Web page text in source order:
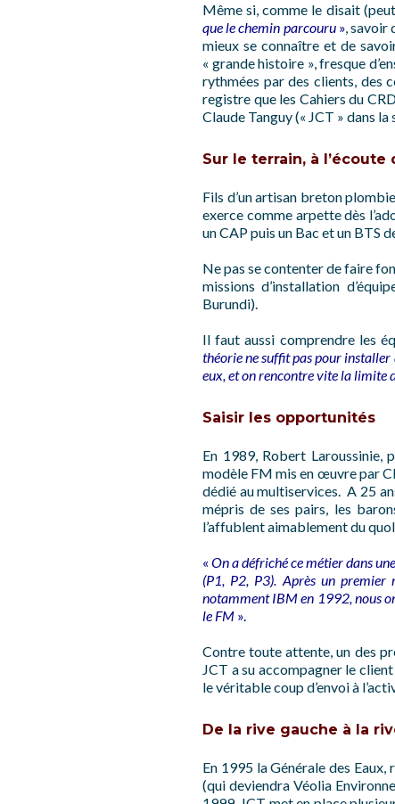
Même si, comme le disait
que le chemin parcouru», savoir
mieux se connaître et de
« grande histoire », fresque
rythmées par des clients, des
registre que les Cahiers du
Claude Tanguy (« JCT » dans
Sur le terrain, à
Fils d’un artisan breton
exerce comme arpette dès
un CAP puis un Bac et un BTS
Ne pas se contenter de faire
missions d’installation
Burundi).
Il faut aussi comprendre les
théorie ne suffit pas pour installer
eux, et on rencontre vite la limite
Saisir les opportunités
En 1989, Robert Laroussinie,
modèle FM mis en œuvre par
dédié au multiservices. A 25
mépris de ses pairs, les
l’affublent aimablement du
« On a défriché ce métier dans
(P1, P2, P3). Après un premier
notamment IBM en 1992, nous
le FM ».
Contre toute attente, un des
JCT a su accompagner le
le véritable coup d’envoi à
De la rive gauche à la
En 1995 la Générale des
(qui deviendra Véolia